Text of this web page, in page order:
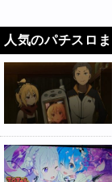
人気のパチスロ